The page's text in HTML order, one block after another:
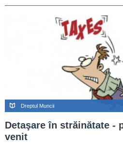
Dreptul Muncii
Detaşare în străinătate -
venit